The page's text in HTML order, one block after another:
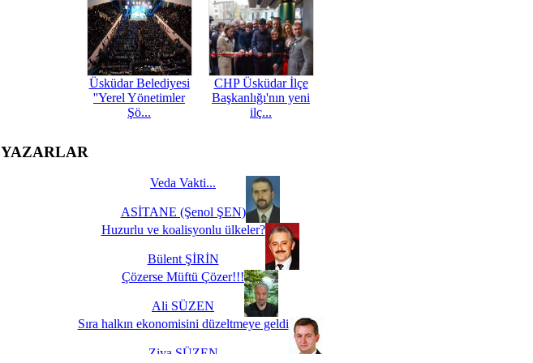
Üsküdar Belediyesi
''Yerel Yönetimler
Şö...
CHP Üsküdar İlçe
Başkanlığı'nın yeni
ilç...
YAZARLAR
Veda Vakti...
ASİTANE (Şenol ŞEN)
Huzurlu ve koalisyonlu ülkeler?
Bülent ŞİRİN
Çözerse Müftü Çözer!!!
Ali SÜZEN
Sıra halkın ekonomisini düzeltmeye geldi
Ziya SÜZEN